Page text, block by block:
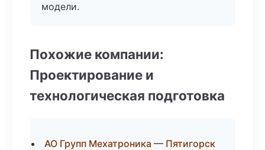
модели.
Похожие компании:
Проектирование и
технологическая подготовка
АО Групп Мехатроника — Пятигорск